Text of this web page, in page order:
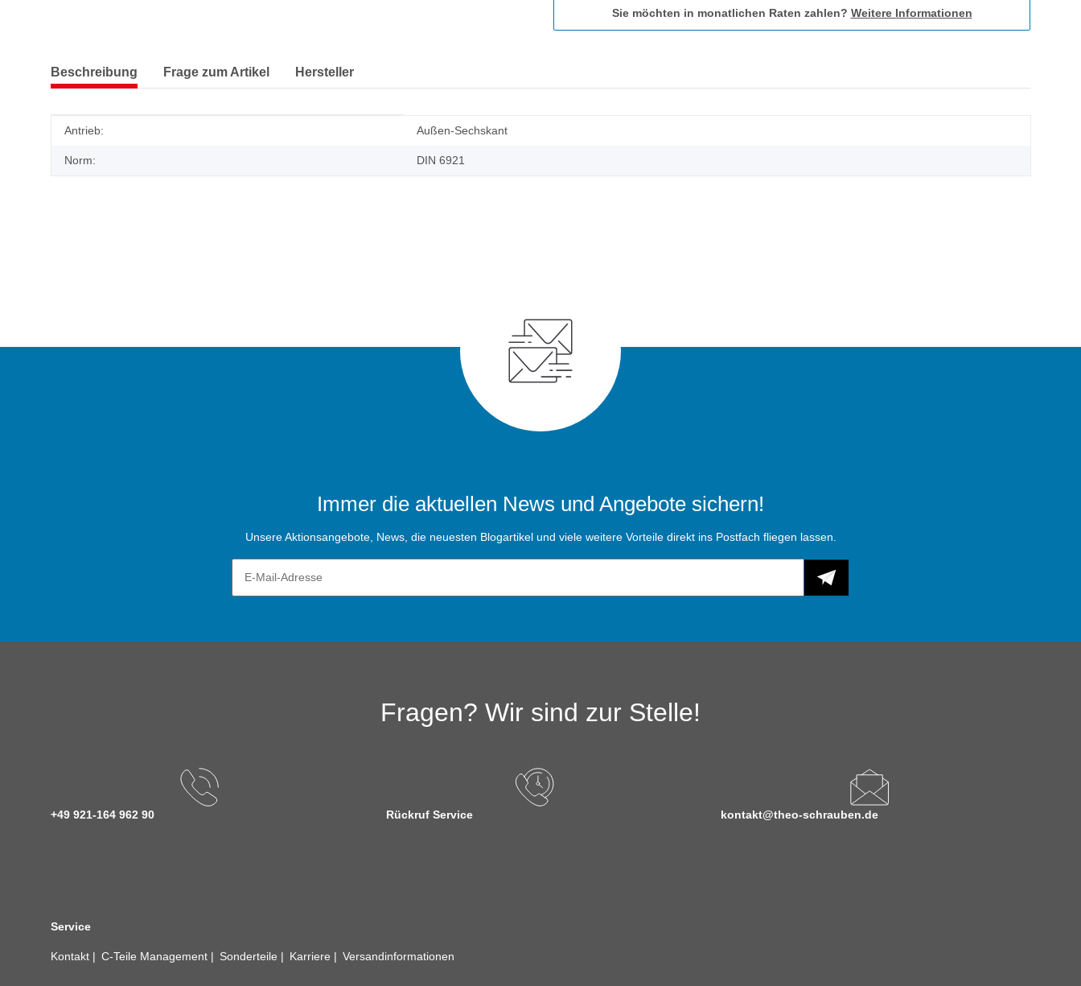
Sie möchten in monatlichen Raten zahlen? Weitere Informationen
Beschreibung Frage zum Artikel Hersteller
Produkteigenschaft
Wert
Antrieb: Außen-Sechskant
Norm: DIN 6921
Immer die aktuellen News und Angebote sichern!
Unsere Aktionsangebote, News, die neuesten Blogartikel und viele weitere Vorteile direkt ins Postfach fliegen lassen.
Fragen? Wir sind zur Stelle!
+49 921-164 962 90 Rückruf Service kontakt@theo-schrauben.de
Service
Kontakt C-Teile Management Sonderteile Karriere Versandinformationen